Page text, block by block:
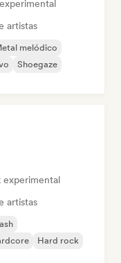
artistas
melódico
Shoegaze
experimental
artistas
Hard rock